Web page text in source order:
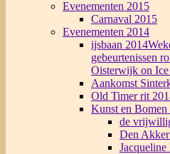
Evenementen 2015
Carnaval 2015
Evenementen 2014
ijsbaan 2014
gebeurtenissen
Oisterwijk on
Aankomst
Old Timer rit
Kunst en Bomen
de
Den